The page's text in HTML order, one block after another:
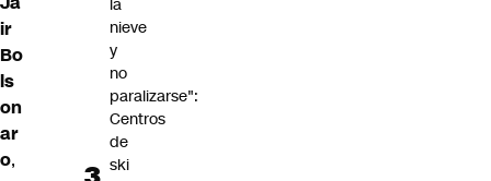
ir
Bo
ls
on
ar
o,
la
nieve
y
no
paralizarse":
Centros
de
ski